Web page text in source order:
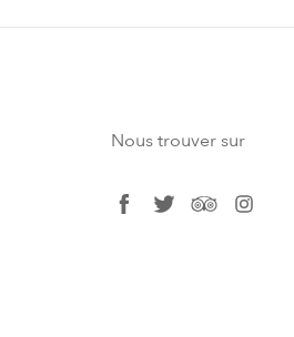
Nous trouver sur
facebook
twittertripadvisor